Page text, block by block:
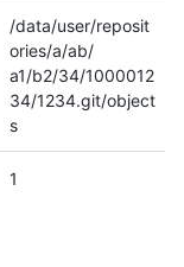
/data/user/reposit
ories/a/ab/
a1/b2/34/1000012
34/1234.git/object
s
1